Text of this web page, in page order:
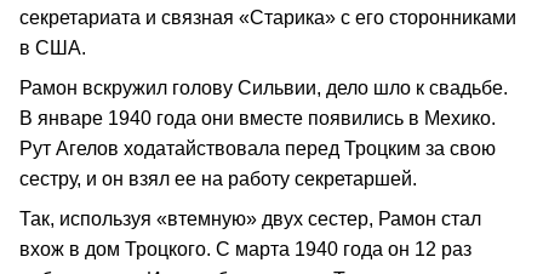
секретариата и связная «Старика» с его сторонниками
в США.
Рамон вскружил голову Сильвии, дело шло к свадьбе.
В январе 1940 года они вместе появились в Мехико.
Рут Агелов ходатайствовала перед Троцким за свою
сестру, и он взял ее на работу секретаршей.
Так, используя «втемную» двух сестер, Рамон стал
вхож в дом Троцкого. С марта 1940 года он 12 раз